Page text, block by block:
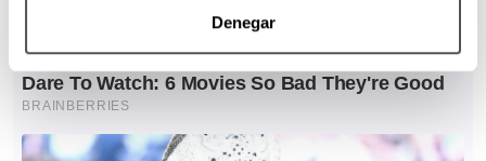
Denegar